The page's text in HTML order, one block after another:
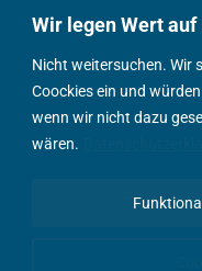
Wir legen Wert
Nicht weitersuchen. Wir
Coockies ein und
wenn wir nicht dazu
wären.
Fachbücher
Marktreport
Podcasts
Positionspapier
English Content